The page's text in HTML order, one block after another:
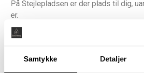
Samtykke Detaljer
På Stejlepladsen er der plads til dig,
er.
Bo til leje i et bykvarter, der summer af
vandskvulp, bølgende enge og højt til
Stejlepladsen værner vi om vores